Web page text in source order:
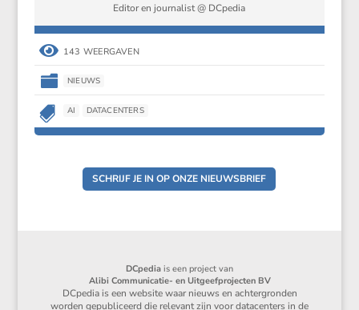
Editor en journalist @ DCpedia
 143 WEERGAVEN
 NIEUWS
 AI DATACENTERS
SCHRIJF JE IN OP ONZE NIEUWSBRIEF
DCpedia is een project van
Alibi Communicatie- en Uitgeefprojecten BV
DCpedia is een website waar nieuws en achtergronden
worden gepubliceerd die relevant zijn voor datacenters in de